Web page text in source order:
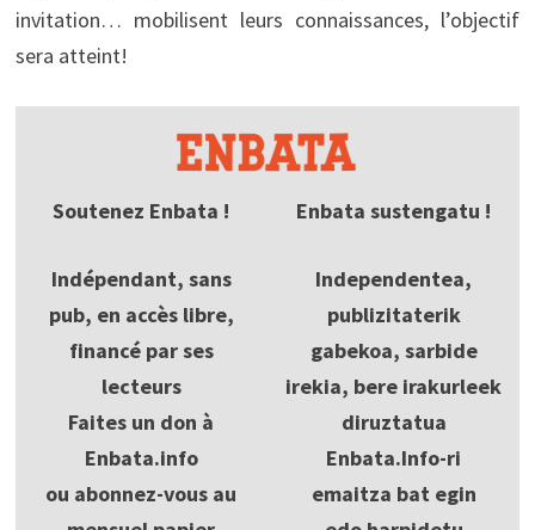
invitation… mobilisent leurs connaissances, l’objectif
sera atteint!
Soutenez Enbata !
Indépendant, sans
pub, en accès libre,
financé par ses
lecteurs
Faites un don à
Enbata.info
ou abonnez-vous au
Enbata sustengatu !
Independentea,
publizitaterik
gabekoa, sarbide
irekia, bere irakurleek
diruztatua
Enbata.Info-ri
emaitza bat egin